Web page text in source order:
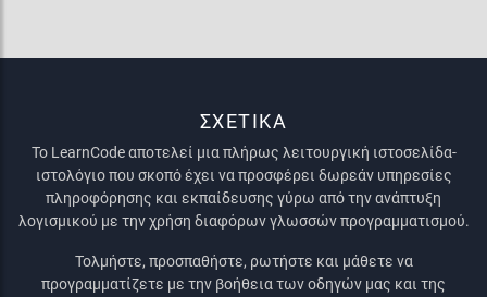
ΣΧΕΤΙΚΑ
Το LearnCode αποτελεί μια πλήρως λειτουργική ιστοσελίδα-
ιστολόγιο που σκοπό έχει να προσφέρει δωρεάν υπηρεσίες
πληροφόρησης και εκπαίδευσης γύρω από την ανάπτυξη
λογισμικού με την χρήση διαφόρων γλωσσών προγραμματισμού.
Τολμήστε, προσπαθήστε, ρωτήστε και μάθετε να
προγραμματίζετε με την βοήθεια των οδηγών μας και της